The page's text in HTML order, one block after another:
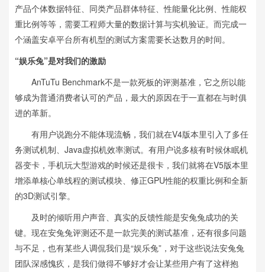
产品个体数据特征、同类产品群体特征、性能量化比例、性能权
重比例等等，需要工程师大量的数据计算与实机验证。而完成一
个涵盖安卓平台所有机型的测试方案需要长达数月的时间。
“娱乐兔”是对我们的激励
AnTuTu Benchmark不是一款死板的评测基准，它之所以能
够成为普通消费者认可的产品，最大的原因在于一直都在与时俱
进的革新。
有用户说跑分不能体现流畅，我们就在V4版本里引入了多任
务测试机制、Java虚拟机效率测试。有用户说多核有时候休眠机
器变卡，手机玩大型游戏的时候还是很卡，我们就将在V5版本里
增添单核心单线程的测试模块、修正GPU性能的权重比例和全新
的3D测试引擎。
及时的倾听用户声音、真实的反馈性能是安兔兔成功的关
键。现在安兔兔评测还不是一款完美的测试基准，还有很多问题
与不足，也有某些人调侃我们是“娱乐兔”，对于这些说法安兔兔
团队深感愧疚，是我们做得不够好才会让某些用户有了这样抱